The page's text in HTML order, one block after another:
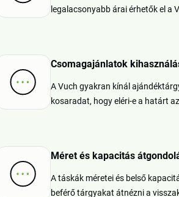
legalacsonyabb árai érhetők el a
Csomagajánlatok
A Vuch gyakran kínál
kosaradat, hogy eléri-e a határt
Méret és kapacitás
A táskák méretei és belső
beférő tárgyakat átnézni a